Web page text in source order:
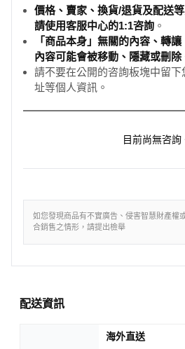
價格、賣家、換貨/退貨及配送
請使用客服中心的1:1咨詢 。
「商品本身」無關的內容、轉
內容可能會被移動、隱藏或刪除
請不要在公開的咨詢板塊中留
址等個人資訊。
目前尚無咨詢
如您發現商品有不實廣告、侵害智慧財產權
合銷售之情形，請提出檢舉
配送資訊
海外直送